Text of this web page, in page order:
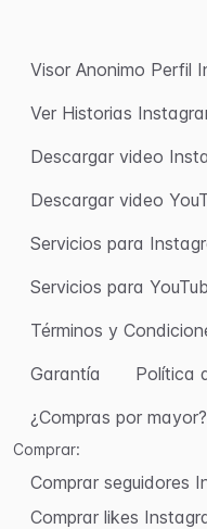
Visor Anonimo Perfil
Ver Historias
Descargar video
Descargar video
Servicios para
Servicios para
Términos y
Garantía
Política
¿Compras por mayor?
Comprar:
Comprar seguidores
Comprar likes